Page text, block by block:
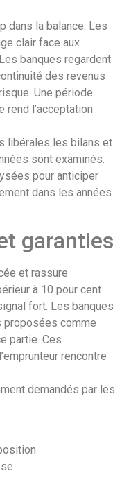
dans la balance. Les
clair face aux
banques regardent
des revenus
Une période
rend l’acceptation
libérales les bilans et
sont examinés.
pour anticiper
dans les années
garanties
et rassure
à 10 pour cent
fort. Les banques
proposées comme
partie. Ces
rencontre
demandés par les